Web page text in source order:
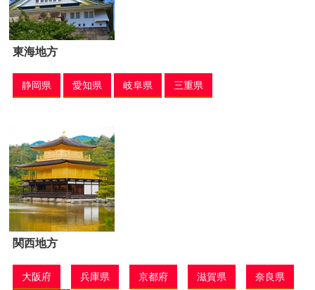
東海地方
静岡県 愛知県 岐阜県 三重県
関西地方
大阪府 兵庫県 京都府 滋賀県
奈良県